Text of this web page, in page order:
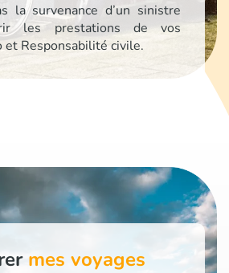
la survenance d’un sinistre
les prestations de vos
et Responsabilité civile.
mes voyages